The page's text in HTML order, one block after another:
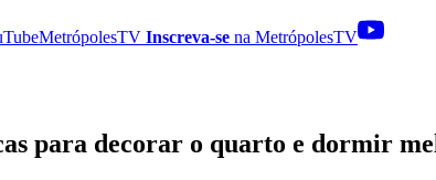
MetrópolesTV Inscreva-se na MetrópolesTV
para decorar o quarto e dormir